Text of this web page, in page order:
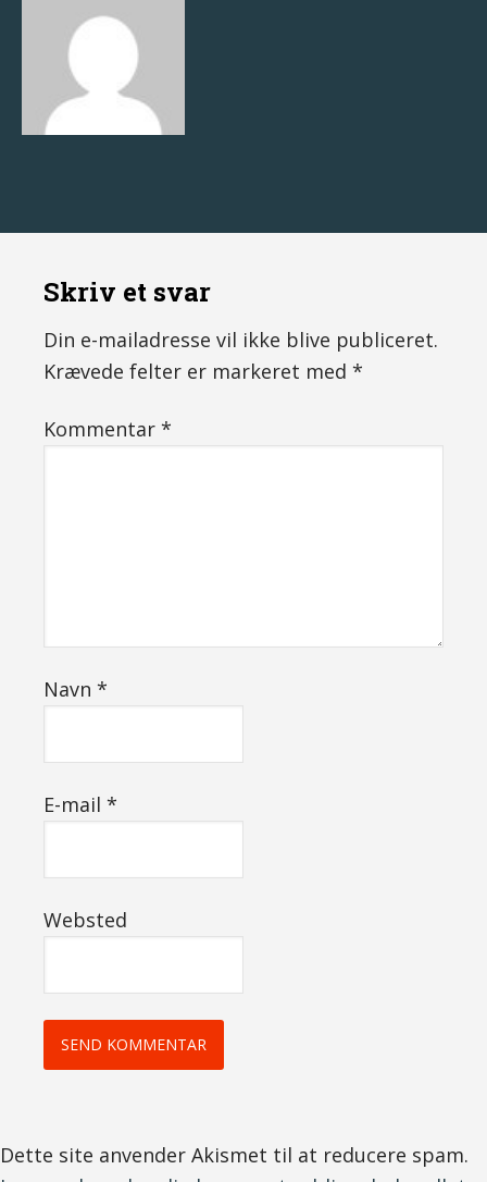
Skriv et svar
Din e-mailadresse vil ikke blive publiceret.
Krævede felter er markeret med *
Kommentar *
Navn *
E-mail *
Websted
Dette site anvender Akismet til at reducere spam.